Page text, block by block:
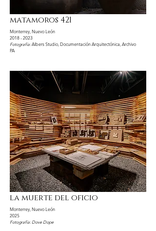
matamoros 421
Monterrey, Nuevo León
2018 - 2023
Fotografía:Albers Studio, Documentación Arquitectónica, Archivo
PA
la muerte del oficio
Monterrey, Nuevo León
2025
Fotografía: Dove Dope